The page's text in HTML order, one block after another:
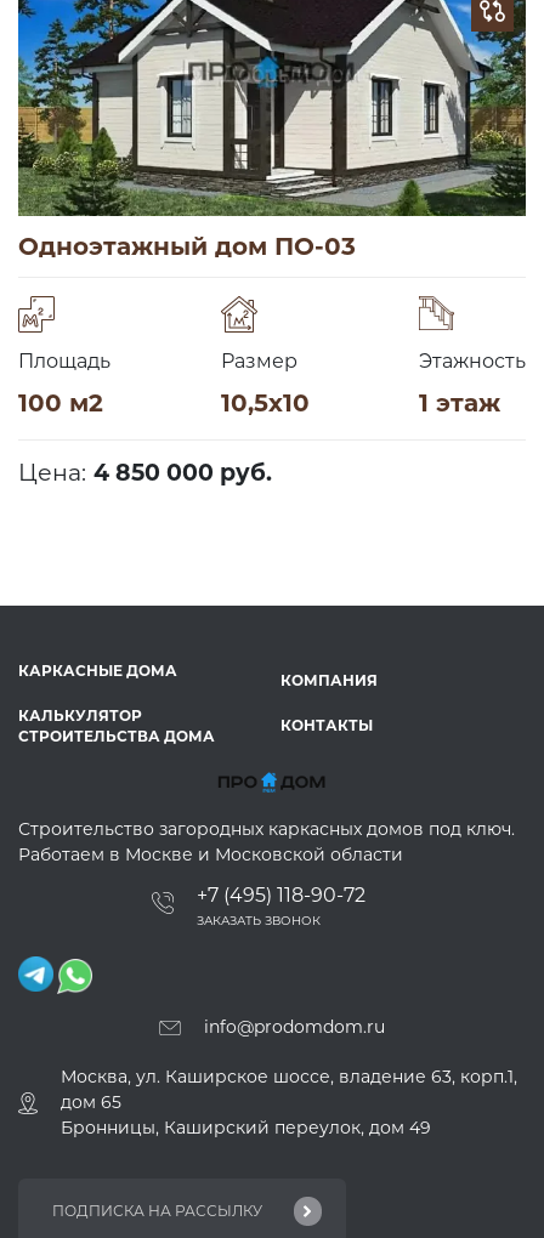
Одноэтажный дом ПО-03
Площадь
100 м2
Размер
10,5х10
Этажность
1 этаж
Цена: 4 850 000 руб.
КАРКАСНЫЕ ДОМА
КАЛЬКУЛЯТОР
СТРОИТЕЛЬСТВА ДОМА
КОМПАНИЯ
КОНТАКТЫ
Строительство загородных каркасных домов под ключ.
Работаем в Москве и Московской области
+7 (495) 118-90-72
ЗАКАЗАТЬ ЗВОНОК
info@prodomdom.ru
Москва, ул. Каширское шоссе, владение 63, корп.1,
дом 65
Бронницы, Каширский переулок, дом 49